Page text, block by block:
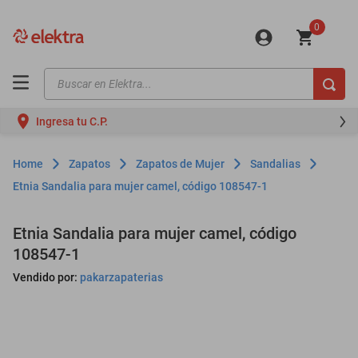
0
Buscar en Elektra...
Ingresa tu C.P.
Zapatos Zapatos de Mujer
Sandalias
Etnia Sandalia para mujer camel, código 108547-1
Etnia Sandalia para mujer camel, código
108547-1
Vendido por: pakarzapaterias
motos
moto
celulares
refrigeradores
lavadoras